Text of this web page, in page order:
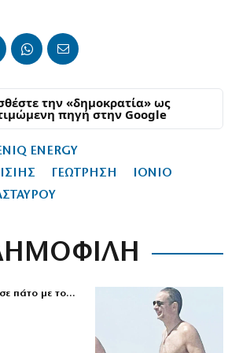
την «δημοκρατία» ως
πηγή στην Google
ENERGY
ΓΕΩΤΡΗΣΗ
ΙΟΝΙΟ
πάτο με το…